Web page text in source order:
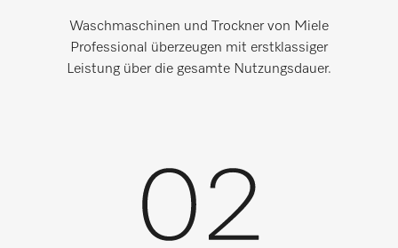
Waschmaschinen und Trockner von Miele
Professional überzeugen mit erstklassiger
Leistung über die gesamte Nutzungsdauer.